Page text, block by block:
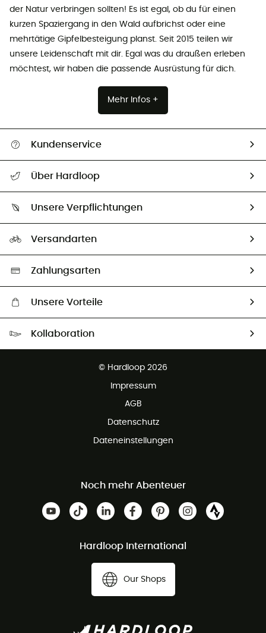
der Natur verbringen sollten! Es ist egal, ob du für einen
kurzen Spaziergang in den Wald aufbrichst oder eine
mehrtätige Gipfelbesteigung planst. Seit 2015 teilen wir
unsere Leidenschaft mit dir. Egal was du draußen erleben
möchtest, wir haben die passende Ausrüstung für dich.
Mehr Infos +
Kundenservice
Größentabelle
Über Hardloop
Unsere Botschafter
Unsere Verpflichtungen
Auswahl an nachhaltigen Produkten
Versandarten
Zahlungsarten
Unsere Vorteile
Kollaboration
© Hardloop 2026
Impressum
AGB
Datenschutz
Dateneinstellungen
Noch mehr Abenteuer
Hardloop International
Our Shops